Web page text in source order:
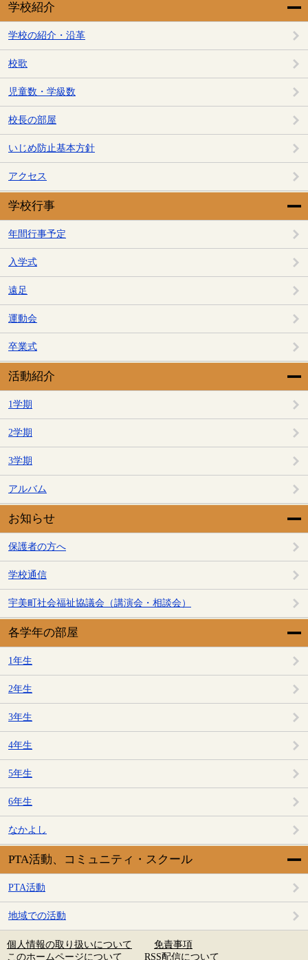
学校紹介
学校の紹介・沿革
校歌
児童数・学級数
校長の部屋
いじめ防止基本方針
アクセス
学校行事
年間行事予定
入学式
遠足
運動会
卒業式
活動紹介
1学期
2学期
3学期
アルバム
お知らせ
保護者の方へ
学校通信
宇美町社会福祉協議会（講演会・相談会）
各学年の部屋
1年生
2年生
3年生
4年生
5年生
6年生
なかよし
PTA活動、コミュニティ・スクール
PTA活動
地域での活動
個人情報の取り扱いについて
免責事項
このホームページについて
RSS配信について